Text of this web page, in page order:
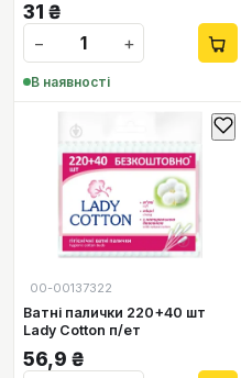
31 ₴
−
+
В наявності
00-00137322
Ватні палички 220+40 шт
Lady Cotton п/ет
56,9 ₴